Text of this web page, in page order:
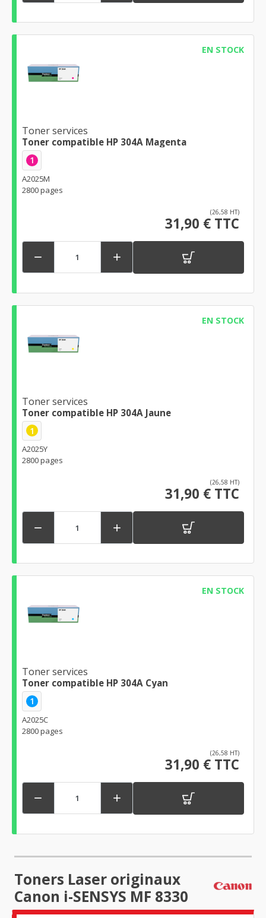
EN STOCK
Toner services
Toner compatible HP 304A Magenta
1
A2025M
2800 pages
(26,58 HT)
31,90 € TTC
 
EN STOCK
Toner services
Toner compatible HP 304A Jaune
1
A2025Y
2800 pages
(26,58 HT)
31,90 € TTC
 
EN STOCK
Toner services
Toner compatible HP 304A Cyan
1
A2025C
2800 pages
(26,58 HT)
31,90 € TTC
 
Toners Laser originaux
Canon i-SENSYS MF 8330